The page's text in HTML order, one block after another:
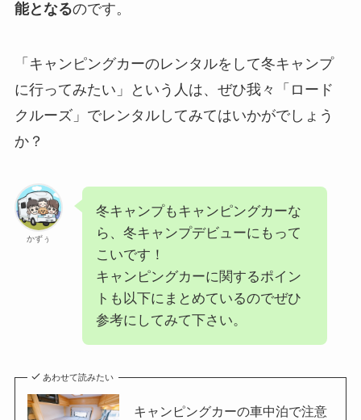
能となるのです。
「キャンピングカーのレンタルをして冬キャンプ
に行ってみたい」という人は、ぜひ我々「ロード
クルーズ」でレンタルしてみてはいかがでしょう
か？
かずぅ
冬キャンプもキャンピングカーな
ら、冬キャンプデビューにもって
こいです！
キャンピングカーに関するポイン
トも以下にまとめているのでぜひ
参考にしてみて下さい。
あわせて読みたい
キャンピングカーの車中泊で注意